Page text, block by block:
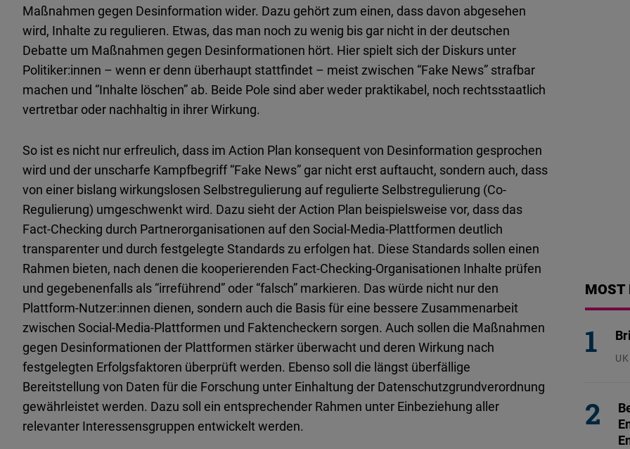
Maßnahmen gegen Desinformation wider. Dazu gehört zum einen, dass davon abgesehen
wird, Inhalte zu regulieren. Etwas, das man noch zu wenig bis gar nicht in der deutschen
Debatte um Maßnahmen gegen Desinformationen hört. Hier spielt sich der Diskurs unter
Politiker:innen – wenn er denn überhaupt stattfindet – meist zwischen “Fake News” strafbar
machen und “Inhalte löschen” ab. Beide Pole sind aber weder praktikabel, noch rechtsstaatlich
vertretbar oder nachhaltig in ihrer Wirkung.
So ist es nicht nur erfreulich, dass im Action Plan konsequent von Desinformation gesprochen
wird und der unscharfe Kampfbegriff “Fake News” gar nicht erst auftaucht, sondern auch, dass
von einer bislang wirkungslosen Selbstregulierung auf regulierte Selbstregulierung (Co-
Regulierung) umgeschwenkt wird. Dazu sieht der Action Plan beispielsweise vor, dass das
Fact-Checking durch Partnerorganisationen auf den Social-Media-Plattformen deutlich
transparenter und durch festgelegte Standards zu erfolgen hat. Diese Standards sollen einen
Rahmen bieten, nach denen die kooperierenden Fact-Checking-Organisationen Inhalte prüfen
und gegebenenfalls als “irreführend” oder “falsch” markieren. Das würde nicht nur den
Plattform-Nutzer:innen dienen, sondern auch die Basis für eine bessere Zusammenarbeit
zwischen Social-Media-Plattformen und Faktencheckern sorgen. Auch sollen die Maßnahmen
gegen Desinformationen der Plattformen stärker überwacht und deren Wirkung nach
festgelegten Erfolgsfaktoren überprüft werden. Ebenso soll die längst überfällige
Bereitstellung von Daten für die Forschung unter Einhaltung der Datenschutzgrundverordnung
gewährleistet werden. Dazu soll ein entsprechender Rahmen unter Einbeziehung aller
relevanter Interessensgruppen entwickelt werden.
MOST
UK